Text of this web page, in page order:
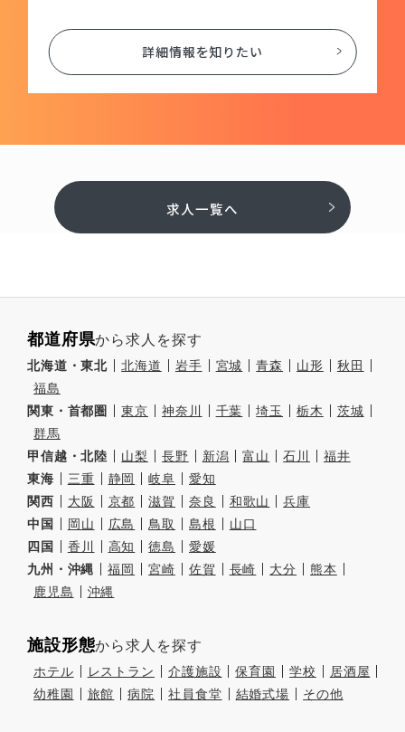
詳細情報を知りたい
求人一覧へ
都道府県から求人を探す
北海道・東北 北海道 岩手 宮城 青森 山形
秋田
福島
関東・首都圏
東京 神奈川 千葉 埼玉 栃木
茨城
群馬
甲信越・北陸
山梨 長野 新潟 富山 石川
福井
東海
三重 静岡 岐阜
愛知
関西
大阪 京都 滋賀 奈良 和歌山
兵庫
中国
岡山 広島 鳥取 島根
山口
四国
香川 高知 徳島
愛媛
九州・沖縄
福岡 宮崎 佐賀 長崎 大分
熊本
鹿児島
沖縄
施設形態から求人を探す
ホテル レストラン 介護施設 保育園 学校
居酒屋
幼稚園
旅館 病院 社員食堂 結婚式場 その他